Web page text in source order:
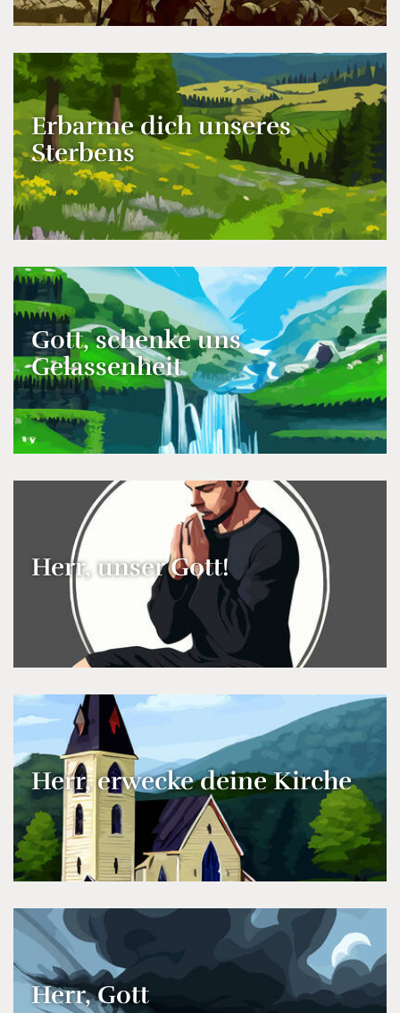
Erbarme dich unseres
Sterbens
Gott, schenke uns
Gelassenheit
Herr, unser Gott!
Herr, erwecke deine Kirche
Herr, Gott